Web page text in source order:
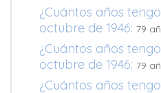
¿Cuántos años
octubre de 1946: 79
¿Cuántos años
octubre de 1946: 79
¿Cuántos años